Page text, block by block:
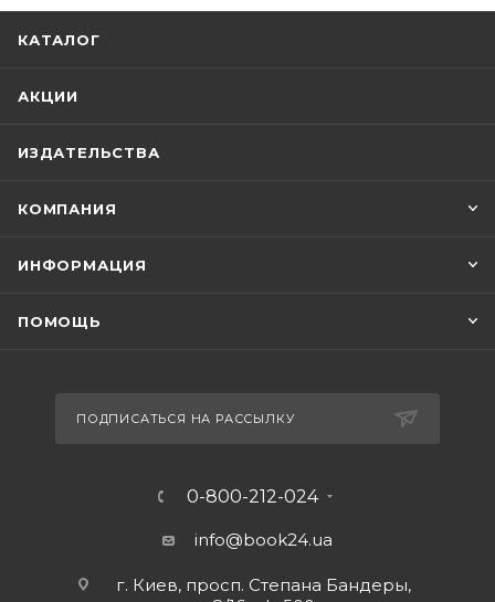
КАТАЛОГ
АКЦИИ
ИЗДАТЕЛЬСТВА
КОМПАНИЯ
ИНФОРМАЦИЯ
ПОМОЩЬ
ПОДПИСАТЬСЯ НА РАССЫЛКУ
0-800-212-024
info@book24.ua
г. Киев, просп. Степана Бандеры,